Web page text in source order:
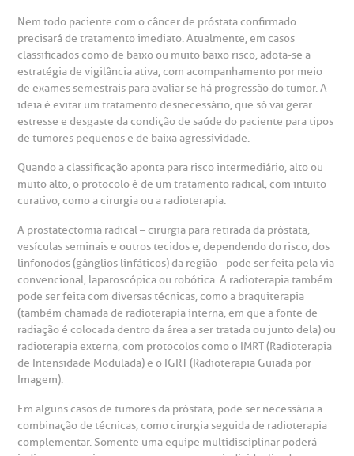
CEP: 01438-000 | Jardim Paulista
São Paulo - SP
Nem todo paciente com o câncer de próstata confirmado
precisará de tratamento imediato. Atualmente, em casos
classificados como de baixo ou muito baixo risco, adota-se a
estratégia de vigilância ativa, com acompanhamento por meio
de exames semestrais para avaliar se há progressão do tumor. A
ideia é evitar um tratamento desnecessário, que só vai gerar
estresse e desgaste da condição de saúde do paciente para tipos
de tumores pequenos e de baixa agressividade.
Quando a classificação aponta para risco intermediário, alto ou
muito alto, o protocolo é de um tratamento radical, com intuito
curativo, como a cirurgia ou a radioterapia.
A prostatectomia radical – cirurgia para retirada da próstata,
vesículas seminais e outros tecidos e, dependendo do risco, dos
linfonodos (gânglios linfáticos) da região - pode ser feita pela via
convencional, laparoscópica ou robótica. A radioterapia também
pode ser feita com diversas técnicas, como a braquiterapia
(também chamada de radioterapia interna, em que a fonte de
radiação é colocada dentro da área a ser tratada ou junto dela) ou
radioterapia externa, com protocolos como o IMRT (Radioterapia
de Intensidade Modulada) e o IGRT (Radioterapia Guiada por
Imagem).
Em alguns casos de tumores da próstata, pode ser necessária a
combinação de técnicas, como cirurgia seguida de radioterapia
complementar. Somente uma equipe multidisciplinar poderá